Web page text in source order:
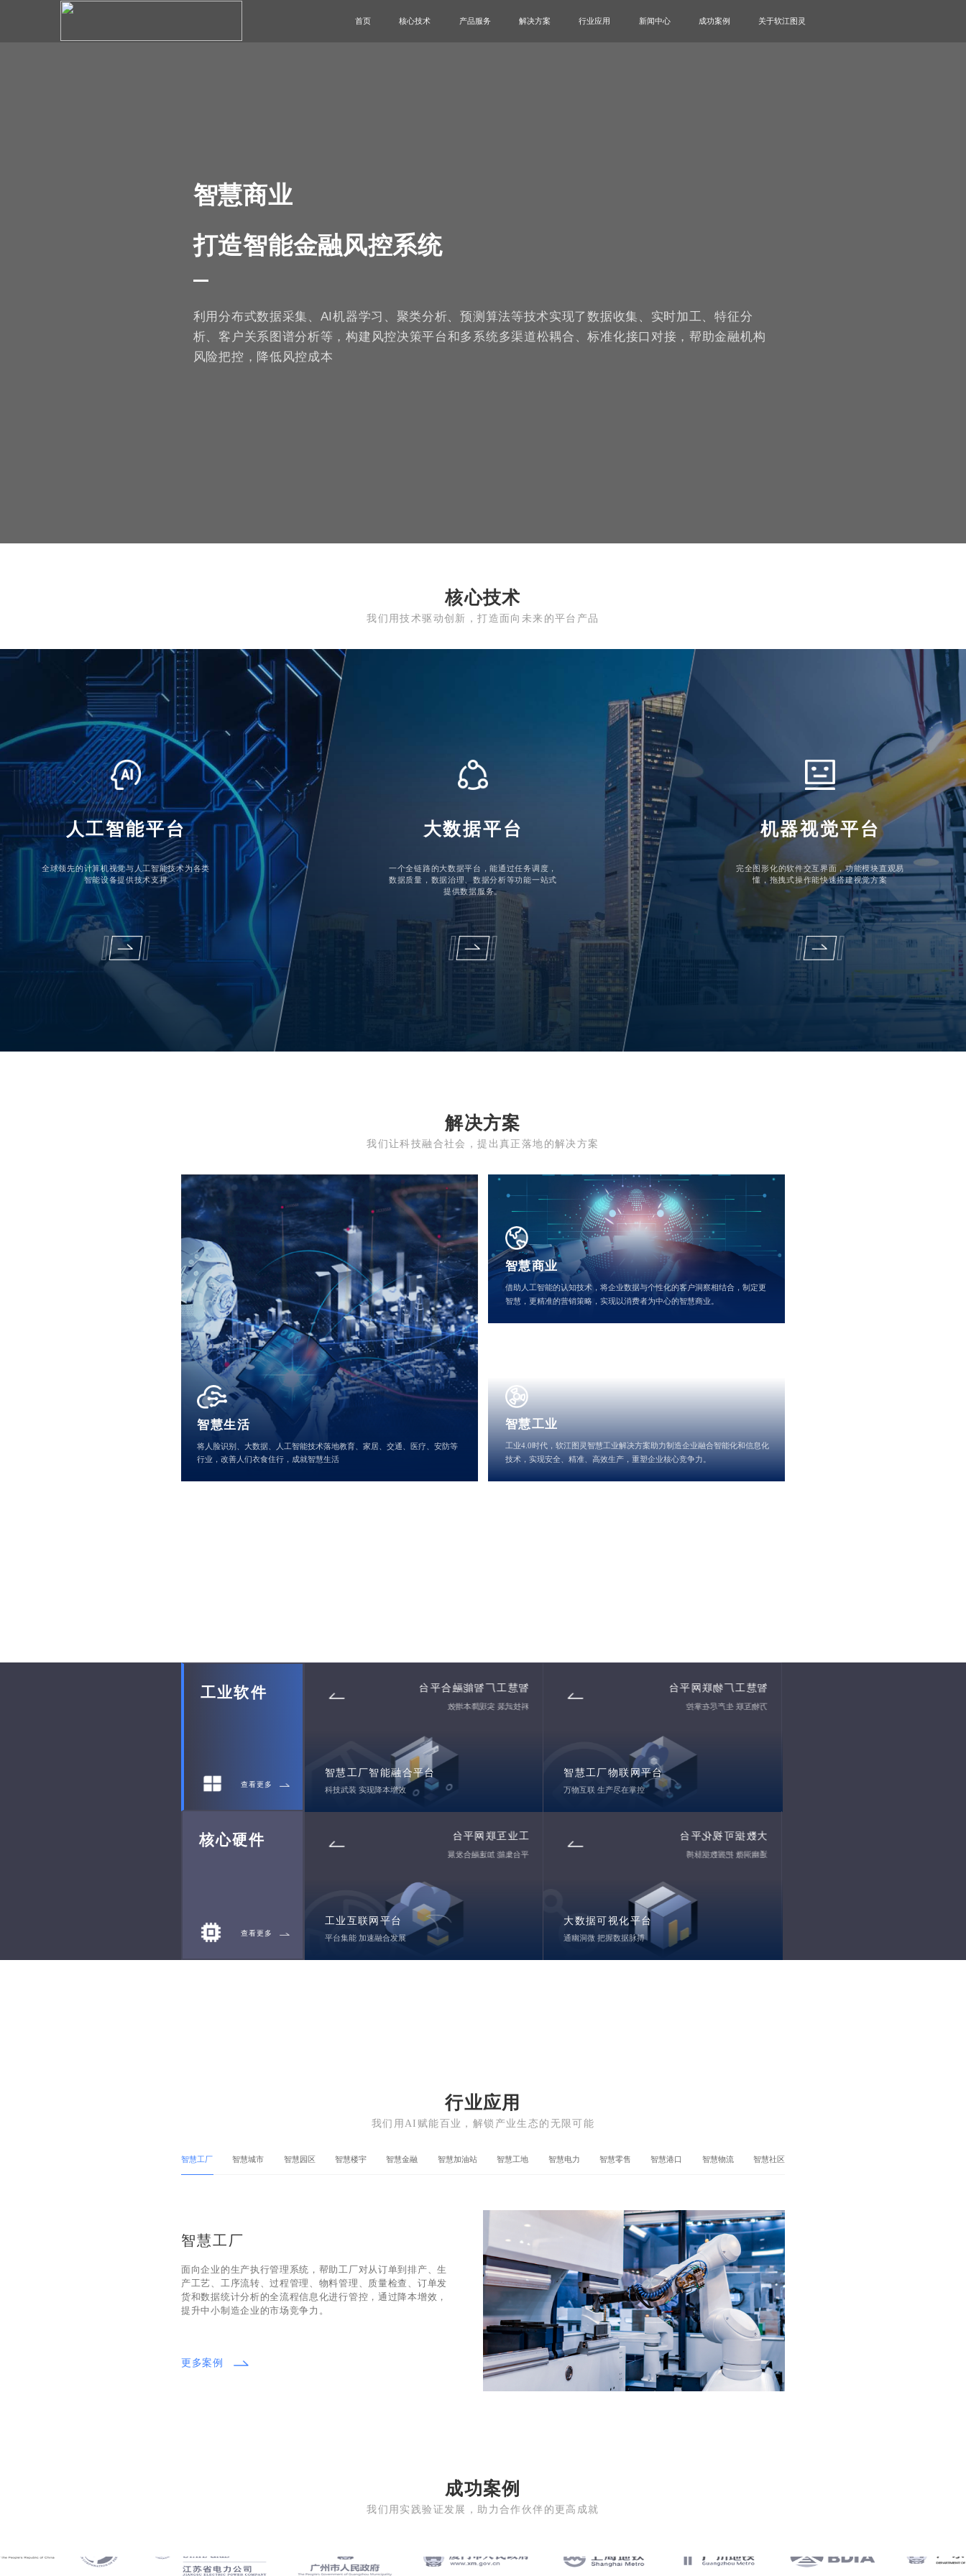
首页 核心技术 产品服务 解决方案 行业应用 新闻中心 成功案例 关于软江图灵
智慧商业
打造智能金融风控系统
利用分布式数据采集、AI机器学习、聚类分析、预测算法等技术实现了数据收集、实时加工、特征分
析、客户关系图谱分析等，构建风控决策平台和多系统多渠道松耦合、标准化接口对接，帮助金融机构
风险把控，降低风控成本
核心技术
我们用技术驱动创新，打造面向未来的平台产品
人工智能平台
全球领先的计算机视觉与人工智能技术为各类
智能设备提供技术支撑
大数据平台
一个全链路的大数据平台，能通过任务调度，
数据质量，数据治理、数据分析等功能一站式
提供数据服务。
机器视觉平台
完全图形化的软件交互界面，功能模块直观易
懂，拖拽式操作能快速搭建视觉方案
解决方案
我们让科技融合社会，提出真正落地的解决方案
智慧生活
将人脸识别、大数据、人工智能技术落地教育、家居、交通、医疗、安防等
行业，改善人们衣食住行，成就智慧生活
智慧商业
借助人工智能的认知技术，将企业数据与个性化的客户洞察相结合，制定更
智慧，更精准的营销策略，实现以消费者为中心的智慧商业。
智慧工业
工业4.0时代，软江图灵智慧工业解决方案助力制造企业融合智能化和信息化
技术，实现安全、精准、高效生产，重塑企业核心竞争力。
工业软件
查看更多
核心硬件
查看更多
智慧工厂智能融合平台
科技武装 实现降本增效
智慧工厂智能融合平台
科技武装 实现降本增效
智慧工厂物联网平台
万物互联 生产尽在掌控
智慧工厂物联网平台
万物互联 生产尽在掌控
工业互联网平台
平台集能 加速融合发展
工业互联网平台
平台集能 加速融合发展
大数据可视化平台
通幽洞微 把握数据脉搏
大数据可视化平台
通幽洞微 把握数据脉搏
行业应用
我们用AI赋能百业，解锁产业生态的无限可能
智慧工厂 智慧城市 智慧园区 智慧楼宇 智慧金融 智慧加油站 智慧工地 智慧电力 智慧零售 智慧港口 智慧物流 智慧社区
智慧工厂
面向企业的生产执行管理系统，帮助工厂对从订单到排产、生
产工艺、工序流转、过程管理、物料管理、质量检查、订单发
货和数据统计分析的全流程信息化进行管控，通过降本增效，
提升中小制造企业的市场竞争力。
更多案例
成功案例
我们用实践验证发展，助力合作伙伴的更高成就